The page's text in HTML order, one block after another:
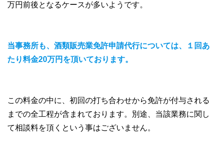
万円前後となるケースが多いようです。
当事務所も、酒類販売業免許申請代行については、１回あ
たり料金20万円を頂いております。
この料金の中に、初回の打ち合わせから免許が付与される
までの全工程が含まれております。別途、当該業務に関し
て相談料を頂くという事はございません。